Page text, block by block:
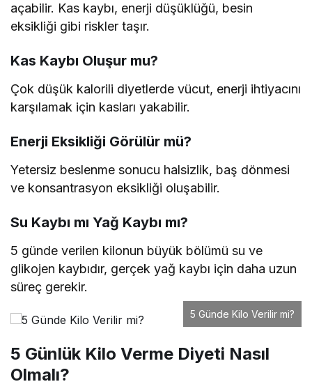
açabilir. Kas kaybı, enerji düşüklüğü, besin
eksikliği gibi riskler taşır.
Kas Kaybı Oluşur mu?
Çok düşük kalorili diyetlerde vücut, enerji ihtiyacını
karşılamak için kasları yakabilir.
Enerji Eksikliği Görülür mü?
Yetersiz beslenme sonucu halsizlik, baş dönmesi
ve konsantrasyon eksikliği oluşabilir.
Su Kaybı mı Yağ Kaybı mı?
5 günde verilen kilonun büyük bölümü su ve
glikojen kaybıdır, gerçek yağ kaybı için daha uzun
süreç gerekir.
5 Günde Kilo Verilir mi?
5 Günlük Kilo Verme Diyeti Nasıl
Olmalı?